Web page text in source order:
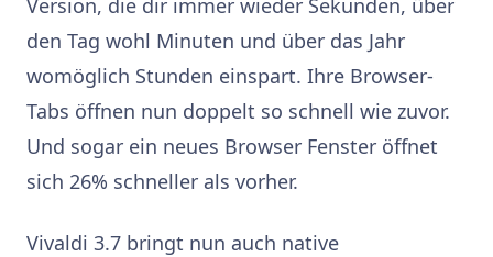
Version, die dir immer wieder Sekunden, über
den Tag wohl Minuten und über das Jahr
womöglich Stunden einspart. Ihre Browser-
Tabs öffnen nun doppelt so schnell wie zuvor.
Und sogar ein neues Browser Fenster öffnet
sich 26% schneller als vorher.
Vivaldi 3.7 bringt nun auch native